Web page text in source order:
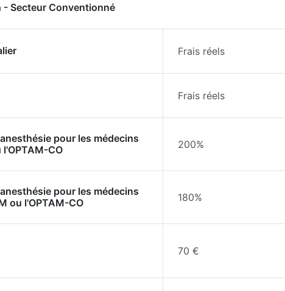
Secteur Conventionné
Frais réels
Frais réels
pour les médecins
CO
200%
pour les médecins
ou l'OPTAM-CO 180%
70 €